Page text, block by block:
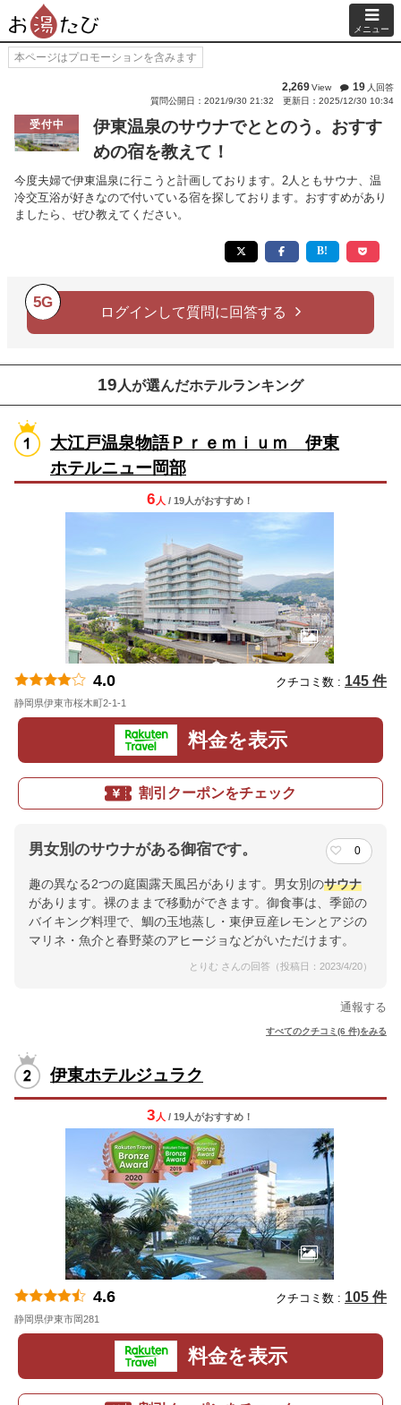
メニュー
本ページはプロモーションを含みます
2,269View 19 人回答
質問公開日：2021/9/30 21:32
更新日：2025/12/30 10:34
受付中
伊東温泉のサウナでととのう。おすす
めの宿を教えて！
今度夫婦で伊東温泉に行こうと計画しております。2人ともサウナ、温
冷交互浴が好きなので付いている宿を探しております。おすすめがあり
ましたら、ぜひ教えてください。
5G
ログインして質問に回答する
19 人が選んだホテルランキング
大江戸温泉物語Ｐｒｅｍｉｕｍ 伊東
ホテルニュー岡部
6 人 / 19人がおすすめ！
4.0 クチコミ数 : 145 件
静岡県伊東市桜木町2-1-1
料金を表示
割引クーポンをチェック
男女別のサウナがある御宿です。 0
趣の異なる2つの庭園露天風呂があります。男女別のサウナ
があります。裸のままで移動ができます。御食事は、季節の
バイキング料理で、鯛の玉地蒸し・東伊豆産レモンとアジの
マリネ・魚介と春野菜のアヒージョなどがいただけます。
とりむ さんの回答（投稿日：2023/4/20）
通報する
すべてのクチコミ(6 件)をみる
伊東ホテルジュラク
3 人 / 19人がおすすめ！
4.6 クチコミ数 : 105 件
静岡県伊東市岡281
料金を表示